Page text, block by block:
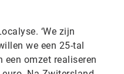
‘We zijn
we een 25-tal
een omzet realiseren